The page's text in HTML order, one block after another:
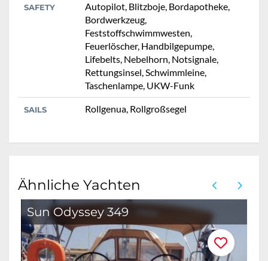
SAFETY
Autopilot, Blitzboje, Bordapotheke,
Bordwerkzeug,
Feststoffschwimmwesten,
Feuerlöscher, Handbilgepumpe,
Lifebelts, Nebelhorn, Notsignale,
Rettungsinsel, Schwimmleine,
Taschenlampe, UKW-Funk
SAILS Rollgenua, Rollgroßsegel
Ähnliche Yachten
Sun Odyssey 349